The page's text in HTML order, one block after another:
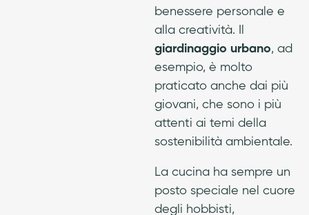
benessere personale e
alla creatività. Il
giardinaggio urbano, ad
esempio, è molto
praticato anche dai più
giovani, che sono i più
attenti ai temi della
sostenibilità ambientale.
La cucina ha sempre un
posto speciale nel cuore
degli hobbisti,